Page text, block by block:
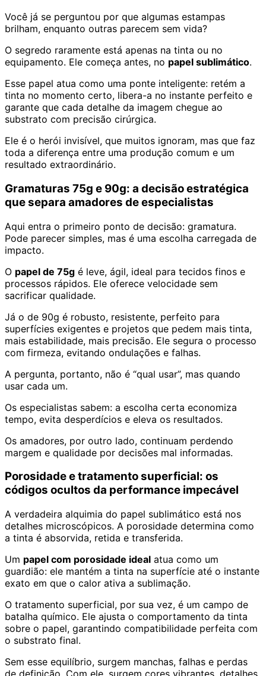
Você já se perguntou por que algumas estampas
brilham, enquanto outras parecem sem vida?
O segredo raramente está apenas na tinta ou no
equipamento. Ele começa antes, no papel sublimático.
Esse papel atua como uma ponte inteligente: retém a
tinta no momento certo, libera-a no instante perfeito e
garante que cada detalhe da imagem chegue ao
substrato com precisão cirúrgica.
Ele é o herói invisível, que muitos ignoram, mas que faz
toda a diferença entre uma produção comum e um
resultado extraordinário.
Gramaturas 75g e 90g: a decisão estratégica
que separa amadores de especialistas
Aqui entra o primeiro ponto de decisão: gramatura.
Pode parecer simples, mas é uma escolha carregada de
impacto.
O papel de 75g é leve, ágil, ideal para tecidos finos e
processos rápidos. Ele oferece velocidade sem
sacrificar qualidade.
Já o de 90g é robusto, resistente, perfeito para
superfícies exigentes e projetos que pedem mais tinta,
mais estabilidade, mais precisão. Ele segura o processo
com firmeza, evitando ondulações e falhas.
A pergunta, portanto, não é “qual usar”, mas quando
usar cada um.
Os especialistas sabem: a escolha certa economiza
tempo, evita desperdícios e eleva os resultados.
Os amadores, por outro lado, continuam perdendo
margem e qualidade por decisões mal informadas.
Porosidade e tratamento superficial: os
códigos ocultos da performance impecável
A verdadeira alquimia do papel sublimático está nos
detalhes microscópicos. A porosidade determina como
a tinta é absorvida, retida e transferida.
Um papel com porosidade ideal atua como um
guardião: ele mantém a tinta na superfície até o instante
exato em que o calor ativa a sublimação.
O tratamento superficial, por sua vez, é um campo de
batalha químico. Ele ajusta o comportamento da tinta
sobre o papel, garantindo compatibilidade perfeita com
o substrato final.
Sem esse equilíbrio, surgem manchas, falhas e perdas